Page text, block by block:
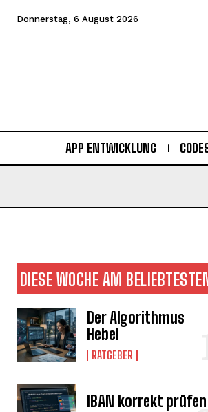
Donnerstag, 6 August 2026
APP ENTWICKLUNG
DIESE WOCHE AM
Der Algorithmus
Hebel
RATGEBER
IBAN korrekt prüfen